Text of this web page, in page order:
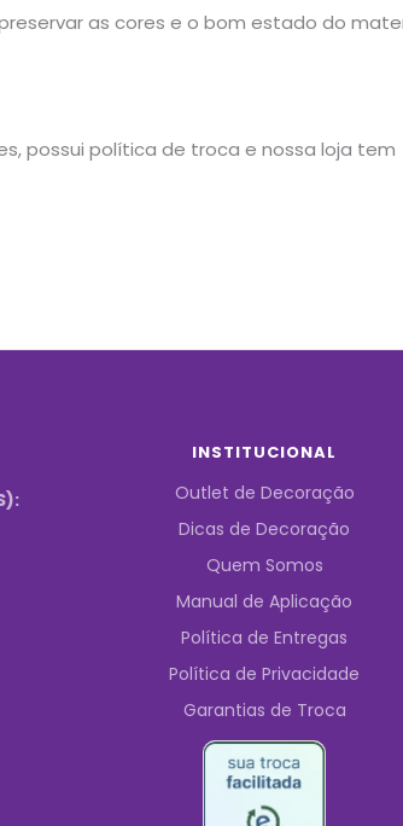
as cores e o bom estado do
possui política de troca e nossa loja tem
INSTITUCIONAL
Outlet de Decoração
Dicas de Decoração
Quem Somos
Manual de Aplicação
Política de Entregas
Política de Privacidade
Garantias de Troca